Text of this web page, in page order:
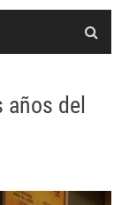
años del